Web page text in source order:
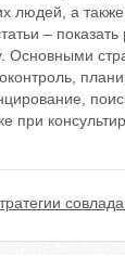
людей, а
– показать
Основными
при